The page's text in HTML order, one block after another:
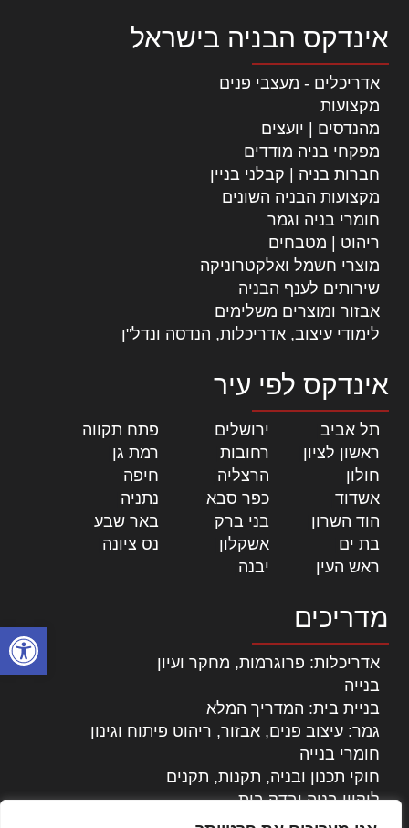
פתח
אינדקס הבניה בישראל
אדריכלים - מעצבי פנים
מקצועות
מהנדסים | יועצים
מפקחי בניה מודדים
חברות בניה | קבלני בניין
מקצועות הבניה השונים
חומרי בניה וגמר
ריהוט | מטבחים
מוצרי חשמל ואלקטרוניקה
שירותים לענף הבניה
אבזור ומוצרים משלימים
לימודי עיצוב, אדריכלות, הנדסה ונדל"ן
אינדקס לפי עיר
תל אביב ירושלים פתח תקווה
ראשון לציון
רחובות רמת גן
חולון
הרצליה חיפה
אשדוד
כפר סבא נתניה
הוד השרון
בני ברק באר שבע
בת ים
אשקלון נס ציונה
ראש העין
יבנה
מדריכים
אדריכלות: פרוגרמות, מחקר ועיון
בנייה
בניית בית: המדריך המלא
גמר: עיצוב פנים, אבזור, ריהוט פיתוח וגינון
חומרי בנייה
חוקי תכנון ובניה, תקנות, תקנים
ליקויי בניה ובדק בית
נדל"ן: זכויות, אגרות ועסקאות